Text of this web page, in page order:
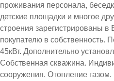
проживания персонала,
детские площадки и многое
строения зарегистрированы
покупателю в собственность.
45кВт. Дополнительно
Собственная скважина.
сооружения. Отопление